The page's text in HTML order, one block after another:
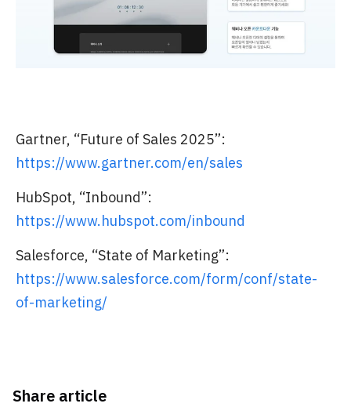
Gartner, “Future of Sales 2025”:
https://www.gartner.com/en/sales
HubSpot, “Inbound”:
https://www.hubspot.com/inbound
Salesforce, “State of Marketing”:
https://www.salesforce.com/form/conf/state-
of-marketing/
Share article